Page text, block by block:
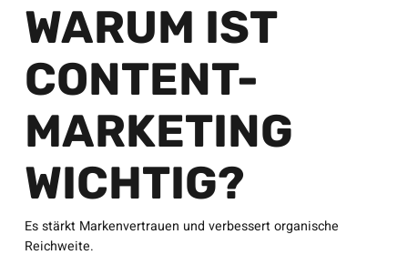
WARUM IST
CONTENT-
MARKETING
WICHTIG?
Es stärkt Markenvertrauen und verbessert organische
Reichweite.